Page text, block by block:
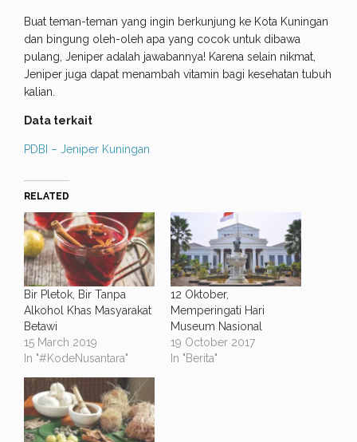
Buat teman-teman yang ingin berkunjung ke Kota Kuningan
dan bingung oleh-oleh apa yang cocok untuk dibawa
pulang, Jeniper adalah jawabannya! Karena selain nikmat,
Jeniper juga dapat menambah vitamin bagi kesehatan tubuh
kalian.
Data terkait
PDBI – Jeniper Kuningan
RELATED
Bir Pletok, Bir Tanpa
Alkohol Khas Masyarakat
Betawi
15 March 2019
In "#KodeNusantara"
12 Oktober,
Memperingati Hari
Museum Nasional
19 October 2017
In "Berita"